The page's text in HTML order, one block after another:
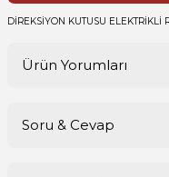
DİREKSİYON KUTUSU ELEKTRİKLİ
Ürün Yorumları
Soru & Cevap